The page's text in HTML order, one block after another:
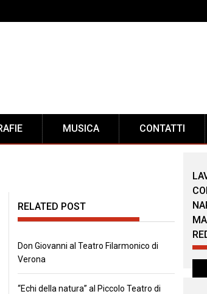
MUSICA CONTATTI
RELATED POST
Don Giovanni al Teatro Filarmonico di
Verona
“Echi della natura” al Piccolo Teatro di